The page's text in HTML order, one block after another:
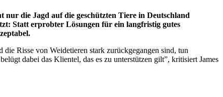
die Jagd auf die geschützten Tiere in Deutschland
Statt erprobter Lösungen für ein langfristig gutes
Risse von Weidetieren stark zurückgegangen sind, tun
dabei das Klientel, das es zu unterstützen gilt”, kritisiert James